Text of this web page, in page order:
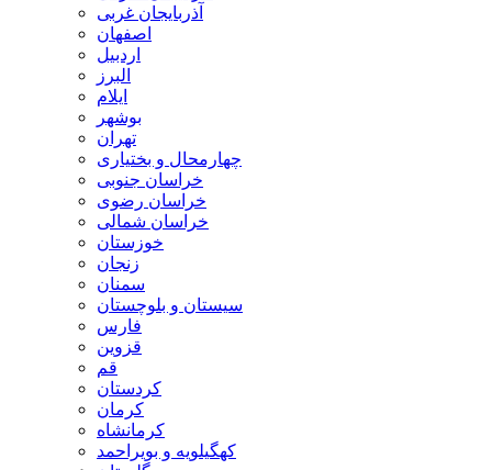
آذربایجان غربی
اصفهان
اردبيل
البرز
ايلام
بوشهر
تهران
چهارمحال و بختياری
خراسان جنوبی
خراسان رضوی
خراسان شمالی
خوزستان
زنجان
سمنان
سيستان و بلوچستان
فارس
قزوين
قم
كردستان
كرمان
كرمانشاه
كهگيلويه و بويراحمد